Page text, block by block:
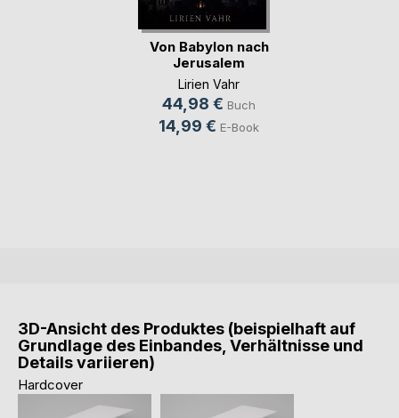
Von Babylon nach
Jerusalem
Lirien Vahr
44,98 € Buch
14,99 € E-Book
3D-Ansicht des Produktes (beispielhaft auf
Grundlage des Einbandes, Verhältnisse und
Details variieren)
Hardcover